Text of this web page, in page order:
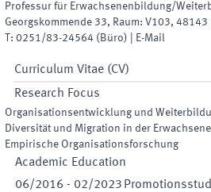
Professur für Erwachsenenbildung/
Georgskommende 33, Raum: V103, 48143
T: 0251/83-24564 ( Büro) E-Mail
Curriculum Vitae (CV)
Research Focus
Organisationsentwicklung und
Diversität und Migration in der
Empirische Organisationsforschung
Academic Education
06/2016 - 02/2023